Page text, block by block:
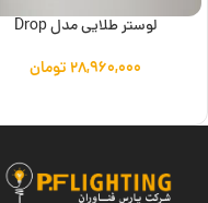
لوستر طلایی مدل Drop
۲۸,۹۶۰,۰۰۰تومان